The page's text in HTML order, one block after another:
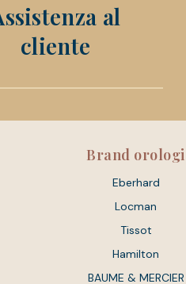
al
cliente
Brand orologi
Eberhard
Locman
Tissot
Hamilton
BAUME & MERCIER